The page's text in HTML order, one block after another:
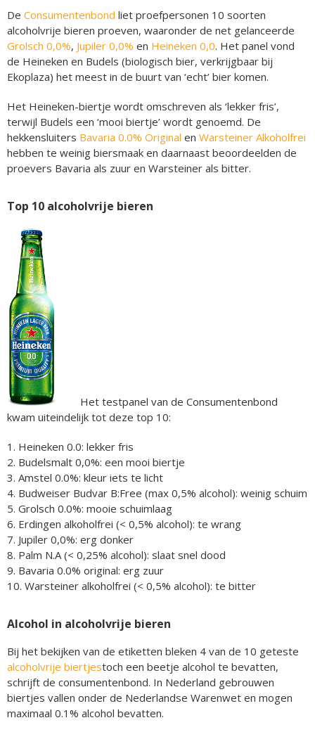
De Consumentenbond liet proefpersonen 10 soorten
alcoholvrije bieren proeven, waaronder de net gelanceerde
Grolsch 0,0%, Jupiler 0,0% en Heineken 0,0. Het panel vond
de Heineken en Budels (biologisch bier, verkrijgbaar bij
Ekoplaza) het meest in de buurt van ‘echt’ bier komen.
Het Heineken-biertje wordt omschreven als ‘lekker fris’,
terwijl Budels een ‘mooi biertje’ wordt genoemd. De
hekkensluiters Bavaria 0.0% Original en Warsteiner Alkoholfrei
hebben te weinig biersmaak en daarnaast beoordeelden de
proevers Bavaria als zuur en Warsteiner als bitter.
Top 10 alcoholvrije bieren
Het testpanel van de Consumentenbond
kwam uiteindelijk tot deze top 10:
1. Heineken 0.0: lekker fris
2. Budelsmalt 0,0%: een mooi biertje
3. Amstel 0.0%: kleur iets te licht
4. Budweiser Budvar B:Free (max 0,5% alcohol): weinig schuim
5. Grolsch 0.0%: mooie schuimlaag
6. Erdingen alkoholfrei (< 0,5% alcohol): te wrang
7. Jupiler 0,0%: erg donker
8. Palm N.A (< 0,25% alcohol): slaat snel dood
9. Bavaria 0.0% original: erg zuur
10. Warsteiner alkoholfrei (< 0,5% alcohol): te bitter
Alcohol in alcoholvrije bieren
Bij het bekijken van de etiketten bleken 4 van de 10 geteste
alcoholvrije biertjestoch een beetje alcohol te bevatten,
schrijft de consumentenbond. In Nederland gebrouwen
biertjes vallen onder de Nederlandse Warenwet en mogen
maximaal 0.1% alcohol bevatten.